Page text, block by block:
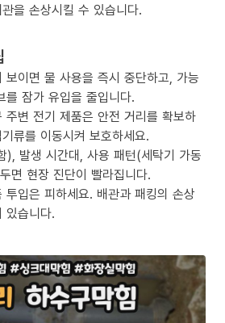
을 손상시킬 수 있습니다.
보이면 물 사용을 즉시 중단하고, 가능
를 잠가 유입을 줄입니다.
주변 전기 제품은 안전 거리를 확보하
류를 이동시켜 보호하세요.
), 발생 시간대, 사용 패턴(세탁기 가동
면 현장 진단이 빨라집니다.
투입은 피하세요. 배관과 패킹의 손상
있습니다.